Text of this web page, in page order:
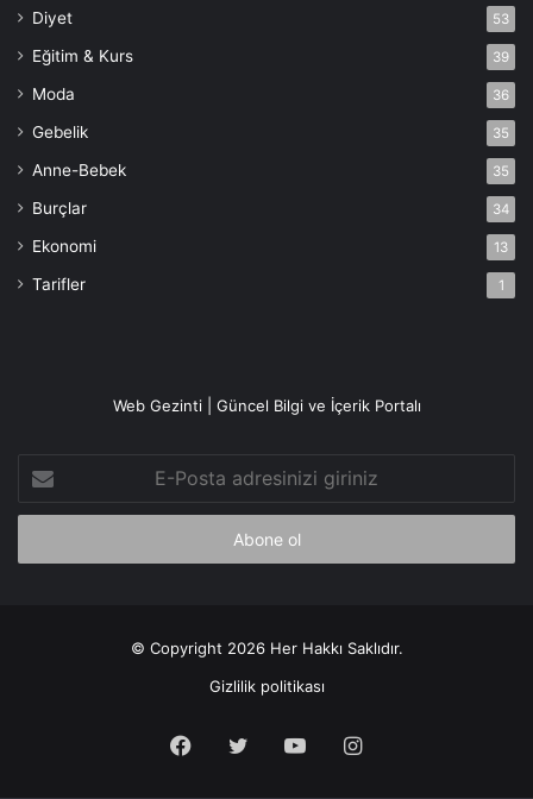
Diyet 53
Eğitim & Kurs 39
Moda 36
Gebelik 35
Anne-Bebek 35
Burçlar 34
Ekonomi 13
Tarifler 1
Web Gezinti | Güncel Bilgi ve İçerik Portalı
Posta
adresinizi
© Copyright 2026 Her Hakkı Saklıdır.
Gizlilik politikası
Facebook
X YouTubeInstagram